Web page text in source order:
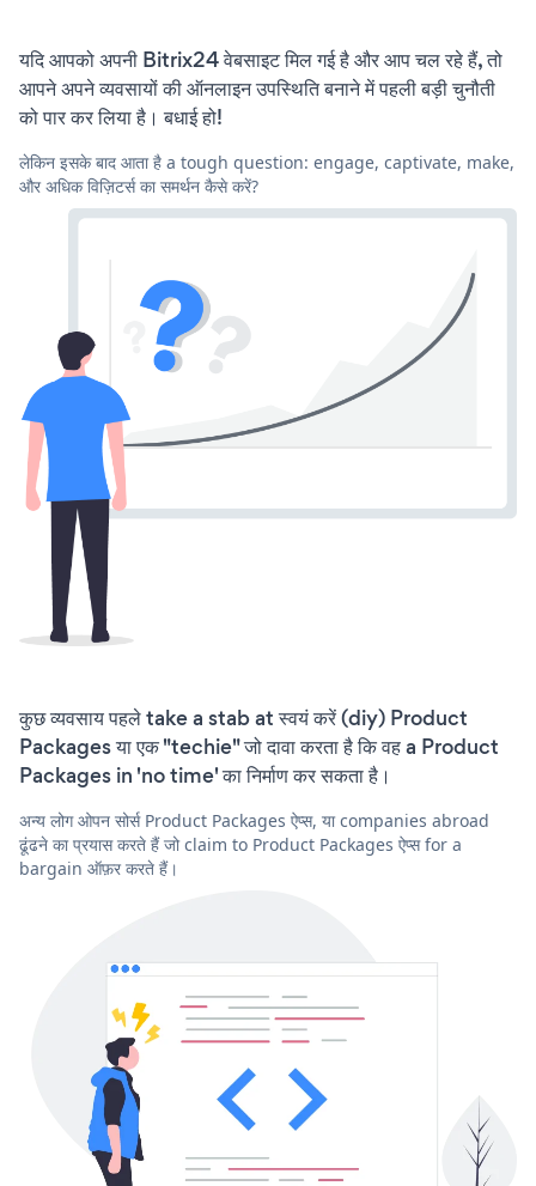
यदि आपको अपनी Bitrix24 वेबसाइट मिल गई है और आप चल रहे हैं, तो
आपने अपने व्यवसायों की ऑनलाइन उपस्थिति बनाने में पहली बड़ी चुनौती
को पार कर लिया है। बधाई हो!
लेकिन इसके बाद आता है a tough question: engage, captivate, make,
और अधिक विज़िटर्स का समर्थन कैसे करें?
कुछ व्यवसाय पहले take a stab at स्वयं करें (diy) Product
Packages या एक "techie" जो दावा करता है कि वह a Product
Packages in 'no time' का निर्माण कर सकता है।
अन्य लोग ओपन सोर्स Product Packages ऐप्स, या companies abroad
ढूंढने का प्रयास करते हैं जो claim to Product Packages ऐप्स for a
bargain ऑफ़र करते हैं।